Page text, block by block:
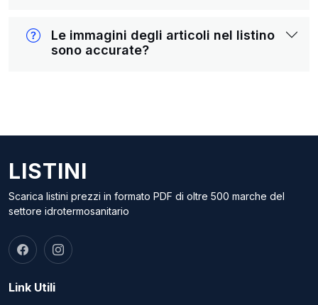
Le immagini degli articoli nel listino
sono accurate?
LISTINI
Scarica listini prezzi in formato PDF di oltre 500 marche del
settore idrotermosanitario
Link Utili